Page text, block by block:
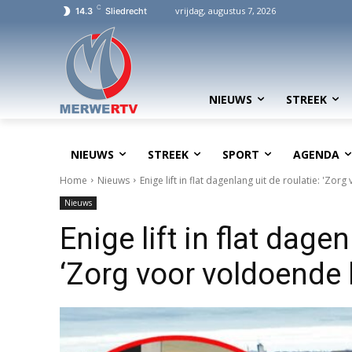
14.3 C Sliedrecht vrijdag, augustus 7, 2026
NIEUWS STREEK
NIEUWS STREEK SPORT AGENDA
Home Nieuws Enige lift in flat dagenlang uit de roulatie:
Nieuws
Enige lift in flat
‘Zorg voor